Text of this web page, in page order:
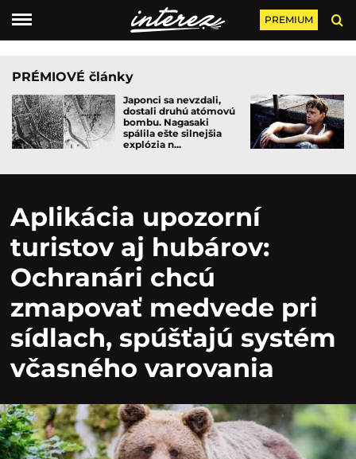
PREMIUM
PRÉMIOVÉ články
Japonci sa nevzdali,
dostali druhú atómovú
bombu. Nagasaki
spálila ešte silnejšia
explózia n...
Aplikácia upozorní
turistov aj hubárov:
Ochranári chcú
zmapovať medvede pri
sídlach, spúšťajú systém
včasného varovania